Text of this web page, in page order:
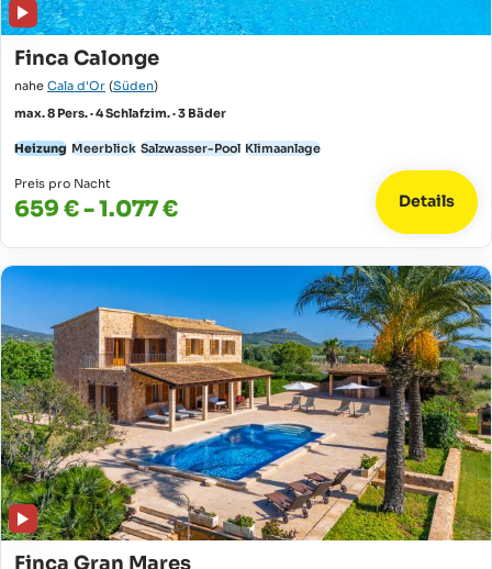
Finca Calonge
nahe Cala d'Or (Süden)
max. 8 Pers. · 4 Schlafzim. · 3 Bäder
Heizung Meerblick Salzwasser-Pool Klimaanlage
Preis pro Nacht
659 € - 1.077 € Details
Finca Gran Mares